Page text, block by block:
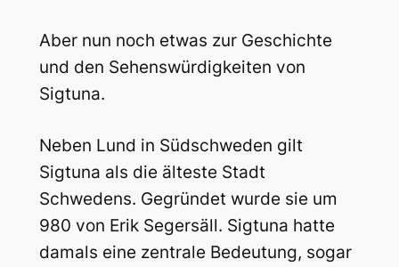
Aber nun noch etwas zur Geschichte
und den Sehenswürdigkeiten von
Sigtuna.
Neben Lund in Südschweden gilt
Sigtuna als die älteste Stadt
Schwedens. Gegründet wurde sie um
980 von Erik Segersäll. Sigtuna hatte
damals eine zentrale Bedeutung, sogar